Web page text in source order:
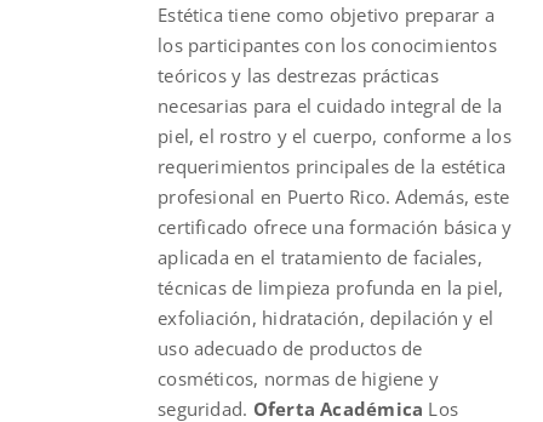
Estética tiene como objetivo preparar a
los participantes con los conocimientos
teóricos y las destrezas prácticas
necesarias para el cuidado integral de la
piel, el rostro y el cuerpo, conforme a los
requerimientos principales de la estética
profesional en Puerto Rico. Además, este
certificado ofrece una formación básica y
aplicada en el tratamiento de faciales,
técnicas de limpieza profunda en la piel,
exfoliación, hidratación, depilación y el
uso adecuado de productos de
cosméticos, normas de higiene y
seguridad. Oferta Académica Los